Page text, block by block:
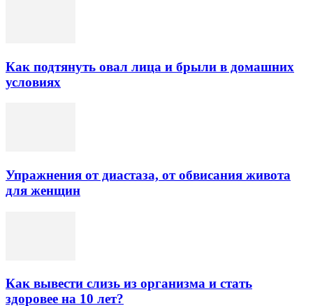
Как подтянуть овал лица и брыли в домашних
условиях
Упражнения от диастаза, от обвисания живота
для женщин
Как вывести слизь из организма и стать
здоровее на 10 лет?